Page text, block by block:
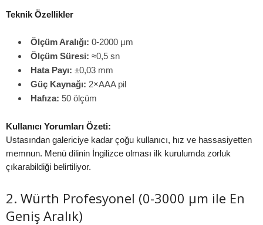
Teknik Özellikler
Ölçüm Aralığı: 0-2000 µm
Ölçüm Süresi: ≈0,5 sn
Hata Payı: ±0,03 mm
Güç Kaynağı: 2×AAA pil
Hafıza: 50 ölçüm
Kullanıcı Yorumları Özeti:
Ustasından galericiye kadar çoğu kullanıcı, hız ve hassasiyetten
memnun. Menü dilinin İngilizce olması ilk kurulumda zorluk
çıkarabildiği belirtiliyor.
2. Würth Profesyonel (0-3000 µm ile En
Geniş Aralık)